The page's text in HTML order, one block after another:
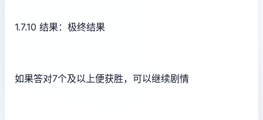
1.7.10 结果：极终结果
如果答对7个及以上便获胜，可以继续剧情